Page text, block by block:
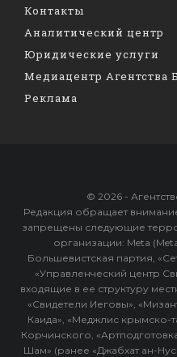
Контакты
Аналитический центр
Юридические услуги
Медиацентр Агентства
Реклама
© 2026 -
Редакция обращает
запрещены следующие
организации: Meta
Большевистская партия,
«Управленческий центр
входящие в ее структуру
«Свидетели Иеговы»,
Каида», «Меджлис крымско-
Корчинского,
Шам» (ранее «Джабхат ан-